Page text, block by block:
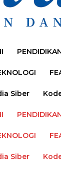
Siber
Siber